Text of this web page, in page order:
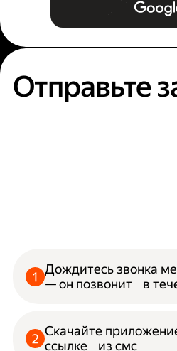
Отправьте
Дождитесь звонка
— он позвонит в
Скачайте
ссылке из смс